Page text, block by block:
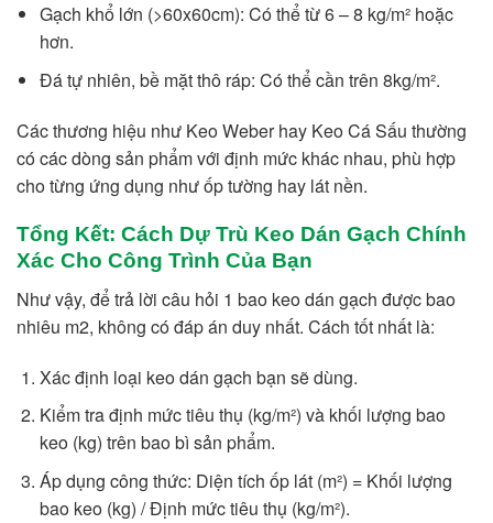
Gạch khổ lớn (>60x60cm): Có thể từ 6 – 8 kg/m² hoặc
hơn.
Đá tự nhiên, bề mặt thô ráp: Có thể cần trên 8kg/m².
Các thương hiệu như Keo Weber hay Keo Cá Sấu thường
có các dòng sản phẩm với định mức khác nhau, phù hợp
cho từng ứng dụng như ốp tường hay lát nền.
Tổng Kết: Cách Dự Trù Keo Dán Gạch Chính
Xác Cho Công Trình Của Bạn
Như vậy, để trả lời câu hỏi 1 bao keo dán gạch được bao
nhiêu m2, không có đáp án duy nhất. Cách tốt nhất là:
Xác định loại keo dán gạch bạn sẽ dùng.
Kiểm tra định mức tiêu thụ (kg/m²) và khối lượng bao
keo (kg) trên bao bì sản phẩm.
Áp dụng công thức: Diện tích ốp lát (m²) = Khối lượng
bao keo (kg) / Định mức tiêu thụ (kg/m²).